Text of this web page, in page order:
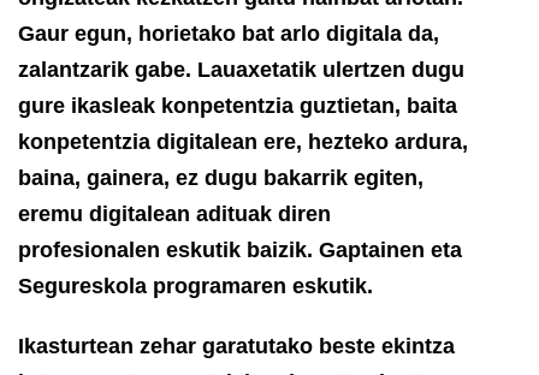
Gaur egun, horietako bat arlo digitala da,
zalantzarik gabe. Lauaxetatik ulertzen dugu
gure ikasleak konpetentzia guztietan, baita
konpetentzia digitalean ere, hezteko ardura,
baina, gainera, ez dugu bakarrik egiten,
eremu digitalean adituak diren
profesionalen eskutik baizik. Gaptainen eta
Segureskola programaren eskutik.
Ikasturtean zehar garatutako beste ekintza